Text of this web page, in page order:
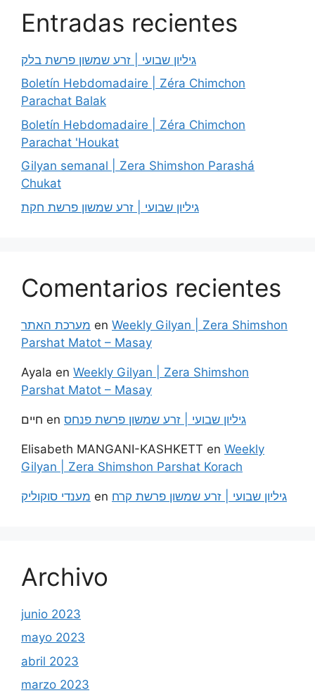
Entradas recientes
גיליון שבועי | זרע שמשון פרשת בלק
Boletín Hebdomadaire | Zéra Chimchon
Parachat Balak
Boletín Hebdomadaire | Zéra Chimchon
Parachat 'Houkat
Gilyan semanal | Zera Shimshon Parashá
Chukat
גיליון שבועי | זרע שמשון פרשת חקת
Comentarios recientes
מערכת האתר en Weekly Gilyan | Zera Shimshon
Parshat Matot – Masay
Ayala en Weekly Gilyan | Zera Shimshon
Parshat Matot – Masay
חיים en גיליון שבועי | זרע שמשון פרשת פנחס
Elisabeth MANGANI-KASHKETT en Weekly
Gilyan | Zera Shimshon Parshat Korach
מענדי סוקוליק en גיליון שבועי | זרע שמשון פרשת קרח
Archivo
junio 2023
mayo 2023
abril 2023
marzo 2023